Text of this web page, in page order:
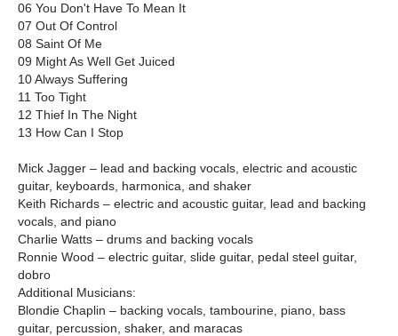
06 You Don't Have To Mean It
07 Out Of Control
08 Saint Of Me
09 Might As Well Get Juiced
10 Always Suffering
11 Too Tight
12 Thief In The Night
13 How Can I Stop
Mick Jagger – lead and backing vocals, electric and acoustic
guitar, keyboards, harmonica, and shaker
Keith Richards – electric and acoustic guitar, lead and backing
vocals, and piano
Charlie Watts – drums and backing vocals
Ronnie Wood – electric guitar, slide guitar, pedal steel guitar,
dobro
Additional Musicians:
Blondie Chaplin – backing vocals, tambourine, piano, bass
guitar, percussion, shaker, and maracas